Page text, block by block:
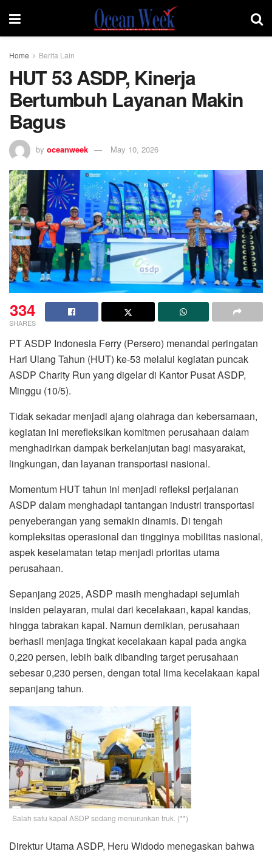
Home Berita Lain
HUT 53 ASDP, Kinerja
Bertumbuh Layanan Makin
Bagus
by oceanweek May 10, 2026
334
SHARES
PT ASDP Indonesia Ferry (Persero) menandai peringatan
Hari Ulang Tahun (HUT) ke-53 melalui kegiatan puncak
ASDP Charity Run yang digelar di Kantor Pusat ASDP,
Minggu (10/5).
Tidak sekadar menjadi ajang olahraga dan kebersamaan,
kegiatan ini merefleksikan komitmen perusahaan dalam
menghadirkan dampak berkelanjutan bagi masyarakat,
lingkungan, dan layanan transportasi nasional.
Momentum HUT tahun ini menjadi refleksi perjalanan
ASDP dalam menghadapi tantangan industri transportasi
penyeberangan yang semakin dinamis. Di tengah
kompleksitas operasional dan tingginya mobilitas nasional,
aspek keselamatan tetap menjadi prioritas utama
perusahaan.
Sepanjang 2025, ASDP masih menghadapi sejumlah
insiden pelayaran, mulai dari kecelakaan, kapal kandas,
hingga tabrakan kapal. Namun demikian, perusahaan
berhasil menjaga tingkat kecelakaan kapal pada angka
0,220 persen, lebih baik dibanding target perusahaan
sebesar 0,230 persen, dengan total lima kecelakaan kapal
sepanjang tahun.
Salah satu kapal ASDP sedang menurunkan truk. (**)
Direktur Utama ASDP, Heru Widodo menegaskan bahwa